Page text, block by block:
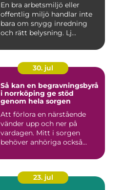
En bra arbetsmiljö eller
offentlig miljö handlar inte
bara om snygg inredning
och rätt belysning. Lj...
30. jul
Så kan en begravningsbyrå
i norrköping ge stöd
genom hela sorgen
Att förlora en närstående
vänder upp och ner på
vardagen. Mitt i sorgen
behöver anhöriga också
23. jul